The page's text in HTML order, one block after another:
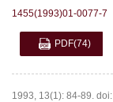
1455(1993)01-0077-7
PDF(74)
1993, 13(1): 84-89. doi: